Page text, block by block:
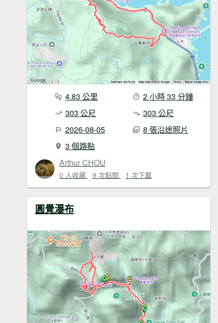
4.83 公里
2 小時 33 分鐘
303 公尺
303 公尺
2026-08-05
8 張沿途照片
3 個路點
Arthur CHOU
0 人收藏 9 次點閱 1 次下載
圓覺瀑布